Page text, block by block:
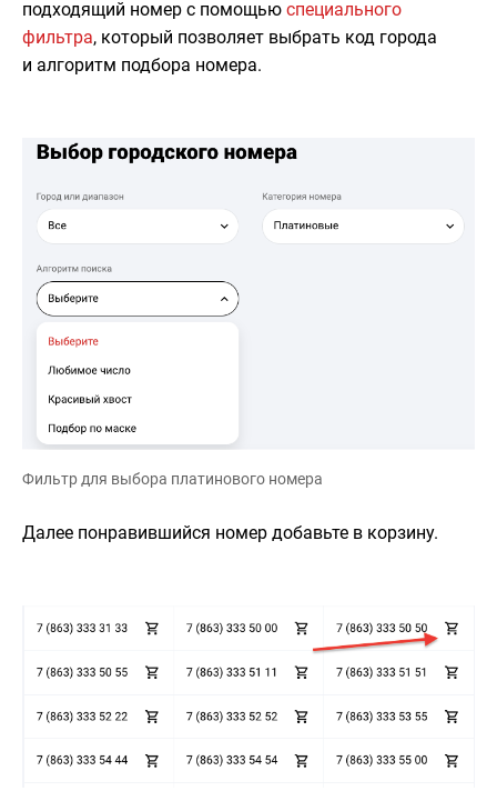
подходящий номер с помощью специального
фильтра, который позволяет выбрать код города
и алгоритм подбора номера.
Фильтр для выбора платинового номера
Далее понравившийся номер добавьте в корзину.